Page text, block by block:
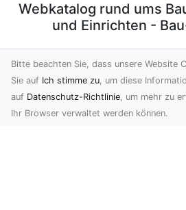
Webkatalog rund ums
und Einrichten -
Bau-Katalog.at ist ein
Webverzeichnis rund ums
Hier können Firmen Ihre
ihre Leistungen ausführlich
Bitte beachten Sie, dass unsere Website
Sie auf Ich stimme zu, um diese
auf Datenschutz-Richtlinie, um mehr zu
Ihr Browser verwaltet werden können.